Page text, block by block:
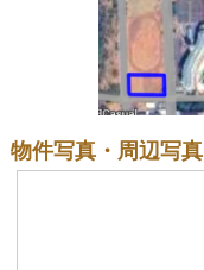
物件写真・周辺写真